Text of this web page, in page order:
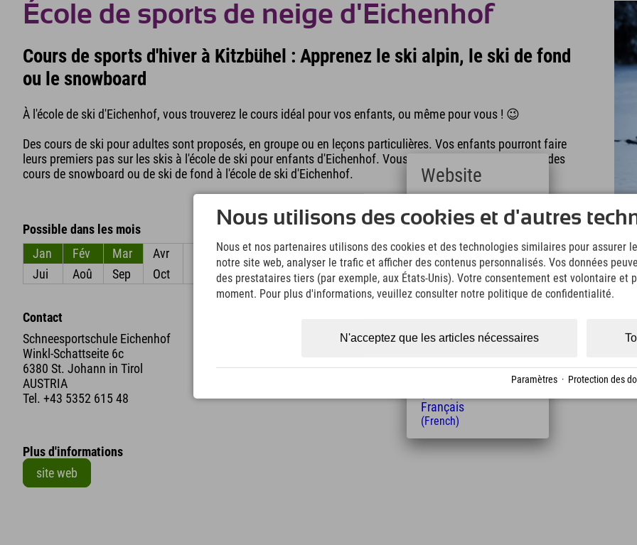
École de sports de neige d'Eichenhof
Cours de sports d'hiver à Kitzbühel : Apprenez le ski alpin, le ski de fond
ou le snowboard
À l'école de ski d'Eichenhof, vous trouverez le cours idéal pour vos enfants, ou même pour vous ! 😉
Des cours de ski pour adultes sont proposés, en groupe ou en leçons particulières. Vos enfants pourront faire
leurs premiers pas sur les skis à l'école de ski pour enfants d'Eichenhof. Vous pouvez également réserver des
cours de snowboard ou de ski de fond à l'école de ski d'Eichenhof.
Possible dans les mois
Jan
Fév Mar Avr
Jun
Jui
Aoû Sep Oct Déc
Contact
Schneesportschule Eichenhof
Winkl-Schattseite 6c
6380 St. Johann in Tirol
AUSTRIA
Tel. +43 5352 615 48
3 km 6
Plus d'informations
site web
Nous utilisons des cookies et d'autres
Nous et nos partenaires utilisons des cookies et des technologies similaires pour assurer
notre site web, analyser le trafic et afficher des contenus personnalisés. Vos données
des prestataires tiers (par exemple, aux États-Unis). Votre consentement est volontaire et
moment. Pour plus d'informations, veuillez consulter notre politique de confidentialité.
N'acceptez que les articles nécessaires
Paramètres · Protection des
Website
Deutsch
(German)
(English)
Italiano
(Italian)
Čeština
(Polish)
(Hungarian)
Français
(French)